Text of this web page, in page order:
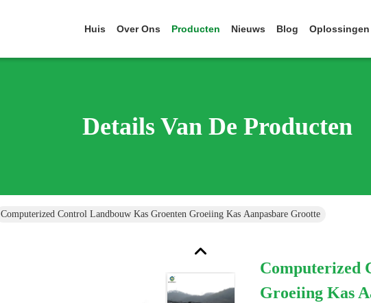
Huis Over Ons Producten Nieuws Blog Oplossingen
Details Van De Producten
Computerized Control Landbouw Kas Groenten Groeiing Kas Aanpasbare Grootte
Computerized
Groeiing Kas